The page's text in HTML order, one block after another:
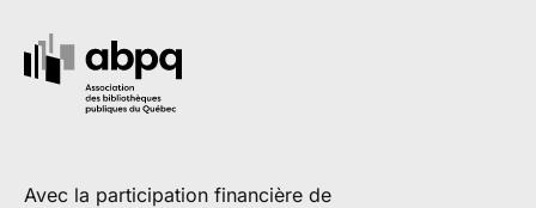
Avec la participation financière de